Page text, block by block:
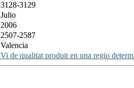
3128-3129
Julio
2006
2507-2587
Valencia
Vi de qualitat produit en una regio